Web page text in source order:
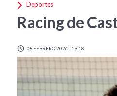
Deportes
Racing de
08 FEBRERO 2026 - 19:18